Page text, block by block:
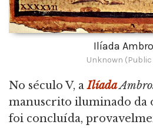
Ilíada
Unknown
No século V, a Ilíada
manuscrito iluminado da
foi concluída,